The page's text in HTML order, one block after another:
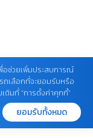
(มหาชน)
พื่อช่วยเพิ่มประสบการณ์
ถเลือกที่จะยอมรับหรือ
ติมที่ “การตั้งค่าคุกกี้”
ยอมรับทั้งหมด